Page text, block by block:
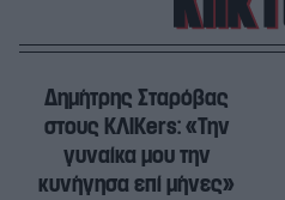
Δημήτρης Σταρόβας
στους ΚΛΙΚers: «Την
γυναίκα μου την
κυνήγησα επί μήνες»